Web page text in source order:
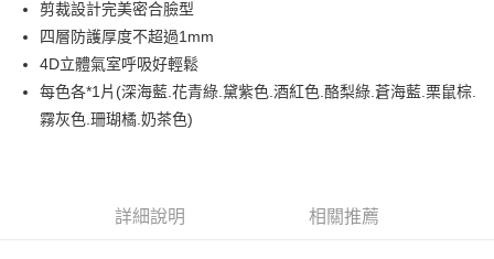
悠遊付
Google Pay
全盈+PAY
【大哥付你分期使用說明】
剪裁設計完美密合臉型
四層防護厚度不超過1mm
4D立體氣室呼吸好輕鬆
每色各*1片(深海藍.花青綠.黛紫色.酒紅色.酪梨綠.蒼海藍.栗鼠棕.
霧灰色.珊瑚橘.奶茶色)
詳細說明 相關推薦